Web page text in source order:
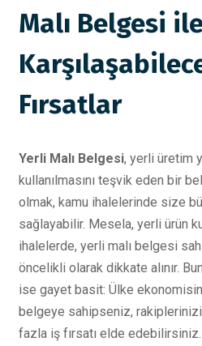
Malı Belgesi
Fırsatlar
Yerli Malı Belgesi, yerli üretim
kullanılmasını teşvik eden bir
olmak, kamu ihalelerinde size
sağlayabilir. Mesela, yerli ürün
ihalelerde, yerli malı belgesi
öncelikli olarak dikkate alınır.
ise gayet basit: Ülke
belgeye sahipseniz,
fazla iş fırsatı elde edebilirsiniz.